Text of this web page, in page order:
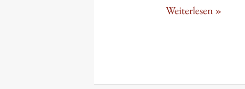
Weiterlesen »